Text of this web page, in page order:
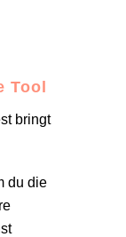
Tool
bringt
du die